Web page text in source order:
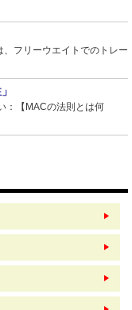
フリーウエイトでのトレー
：【MACの法則とは何